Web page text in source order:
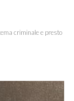
criminale e presto